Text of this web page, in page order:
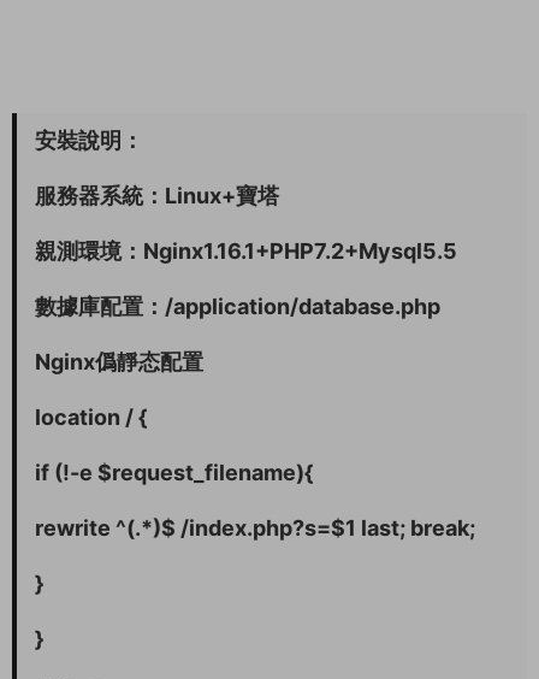
安裝說明：
服務器系統：Linux+寶塔
親測環境：Nginx1.16.1+PHP7.2+Mysql5.5
數據庫配置：/application/database.php
Nginx僞靜态配置
location / {
if (!-e $request_filename){
rewrite ^(.*)$ /index.php?s=$1 last; break;
}
}